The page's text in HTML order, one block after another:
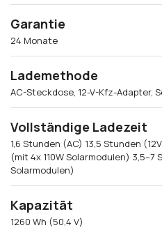
Garantie
24 Monate
Lademethode
AC-Steckdose, 12-V-Kfz-Adapter,
Vollständige Ladezeit
1,6 Stunden (AC) 13,5 Stunden
(mit 4x 110W Solarmodulen) 3,5–7
Solarmodulen)
Kapazität
1260 Wh (50,4 V)